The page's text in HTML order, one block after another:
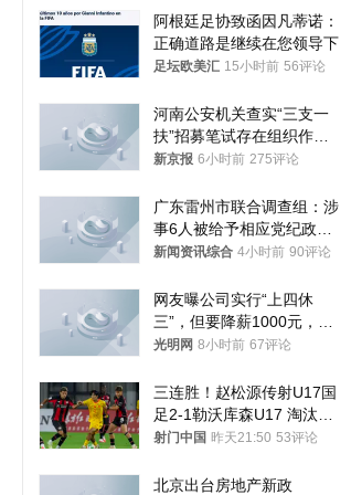
阿根廷足协致函因凡蒂诺：
正确道路是继续在您领导下
足坛欧美汇 15小时前 56评论
河南公安机关查实“三支一
扶”招募笔试存在组织作弊
犯罪行为
新京报 6小时前 275评论
广东雷州市联合调查组：涉
事6人被给予相应党纪政务
处分和组织处理
新闻资讯综合 4小时前 90评论
网友曝公司实行“上四休
三”，但要降薪1000元，不
接受只能辞职
光明网 8小时前 67评论
三连胜！赵松源传射U17国
足2-1勒沃库森U17 淘汰赛
将战河床
射门中国 昨天21:50 53评论
北京出台房地产新政